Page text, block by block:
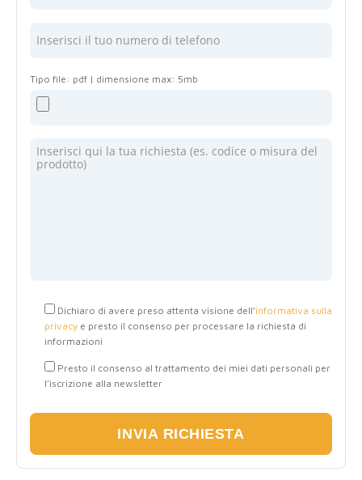
Dichiaro di avere preso attenta visione dell’informativa sulla
privacy e presto il consenso per processare la richiesta di
informazioni
Presto il consenso al trattamento dei miei dati personali per
l’iscrizione alla newsletter